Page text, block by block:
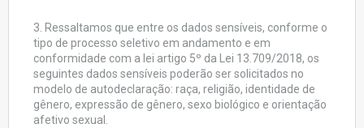
3. Ressaltamos que entre os dados sensíveis, conforme o
tipo de processo seletivo em andamento e em
conformidade com a lei artigo 5º da Lei 13.709/2018, os
seguintes dados sensíveis poderão ser solicitados no
modelo de autodeclaração: raça, religião, identidade de
gênero, expressão de gênero, sexo biológico e orientação
afetivo sexual.